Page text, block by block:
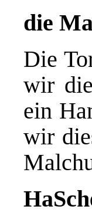
die
Die
wir
ein
wir